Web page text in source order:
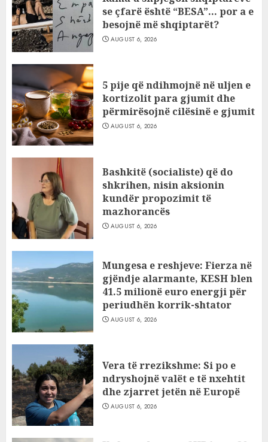
se çfarë është “BESA”… por a e
besojnë më shqiptarët?
AUGUST 6, 2026
5 pije që ndihmojnë në uljen e
kortizolit para gjumit dhe
përmirësojnë cilësinë e gjumit
AUGUST 6, 2026
Bashkitë (socialiste) që do
shkrihen, nisin aksionin
kundër propozimit të
mazhorancës
AUGUST 6, 2026
Mungesa e reshjeve: Fierza në
gjëndje alarmante, KESH blen
41.5 milionë euro energji për
periudhën korrik-shtator
AUGUST 6, 2026
Vera të rrezikshme: Si po e
ndryshojnë valët e të nxehtit
dhe zjarret jetën në Europë
AUGUST 6, 2026